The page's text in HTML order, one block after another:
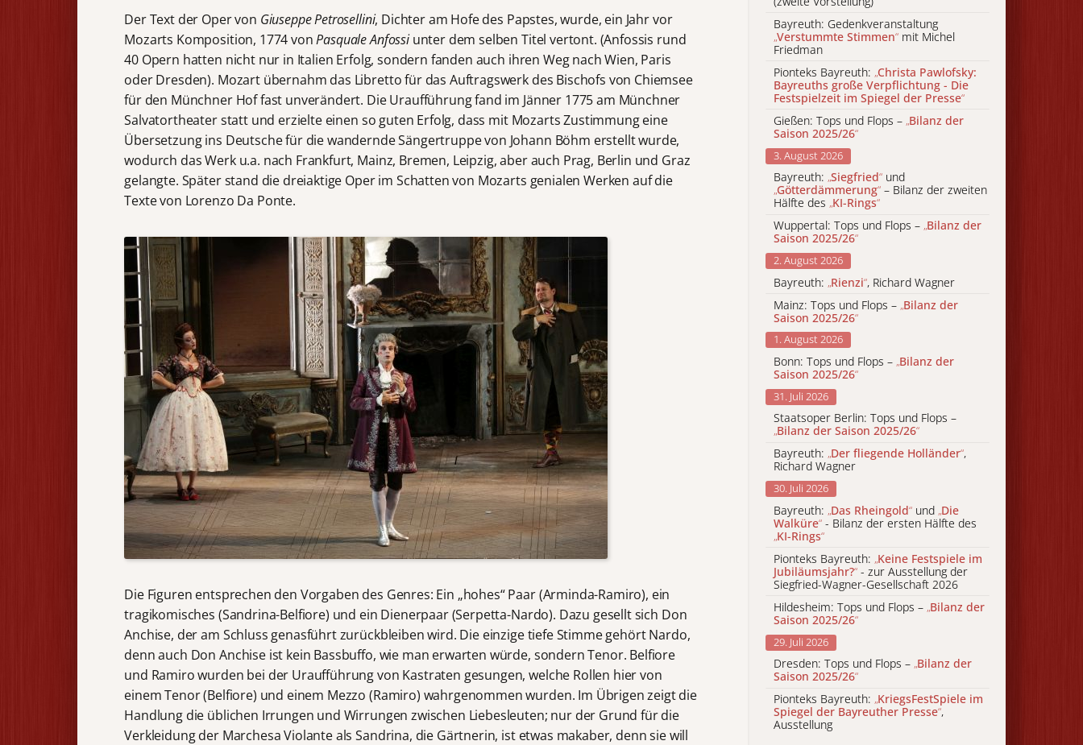
Der Text der Oper von Giuseppe Petrosellini, Dichter am Hofe des Papstes, wurde, ein Jahr vor
Mozarts Komposition, 1774 vonPasquale Anfossiunter dem selben Titel vertont. (Anfossis rund
40 Opern hatten nicht nur in Italien Erfolg, sondern fanden auch ihren Weg nach Wien, Paris
oder Dresden). Mozart übernahm das Libretto für das Auftragswerk des Bischofs von Chiemsee
für den Münchner Hof fast unverändert. Die Uraufführung fand im Jänner 1775 am Münchner
Salvatortheater statt und erzielte einen so guten Erfolg, dass mit Mozarts Zustimmung eine
Übersetzung ins Deutsche für die wandernde Sängertruppe von Johann Böhm erstellt wurde,
wodurch das Werk u.a. nach Frankfurt, Mainz, Bremen, Leipzig, aber auch Prag, Berlin und Graz
gelangte. Später stand die dreiaktige Oper im Schatten von Mozarts genialen Werken auf die
Texte von Lorenzo Da Ponte.
Die Figuren entsprechen den Vorgaben des Genres: Ein „hohes“ Paar (Arminda-Ramiro), ein
tragikomisches (Sandrina-Belfiore) und ein Dienerpaar (Serpetta-Nardo). Dazu gesellt sich Don
Anchise, der am Schluss genasführt zurückbleiben wird. Die einzige tiefe Stimme gehört Nardo,
denn auch Don Anchise ist kein Bassbuffo, wie man erwarten würde, sondern Tenor. Belfiore
und Ramiro wurden bei der Uraufführung von Kastraten gesungen, welche Rollen hier von
einem Tenor (Belfiore) und einem Mezzo (Ramiro) wahrgenommen wurden. Im Übrigen zeigt die
Handlung die üblichen Irrungen und Wirrungen zwischen Liebesleuten; nur der Grund für die
Verkleidung der Marchesa Violante als Sandrina, die Gärtnerin, ist etwas makaber, denn sie will
Bayreuth: Gedenkveranstaltung
„Verstummte Stimmen“ mit Michel
Friedman
Pionteks Bayreuth: „Christa Pawlofsky:
Bayreuths große Verpflichtung - Die
Festspielzeit im Spiegel der Presse“
Gießen: Tops und Flops – „Bilanz der
Saison 2025/26“
3. August 2026
Bayreuth: „Siegfried“ und
„Götterdämmerung“ – Bilanz der zweiten
Hälfte des „KI-Rings“
Wuppertal: Tops und Flops – „Bilanz der
Saison 2025/26“
2. August 2026
Bayreuth: „Rienzi“, Richard Wagner
Mainz: Tops und Flops – „Bilanz der
Saison 2025/26“
1. August 2026
Bonn: Tops und Flops – „Bilanz der
Saison 2025/26“
31. Juli 2026
Staatsoper Berlin: Tops und Flops –
„Bilanz der Saison 2025/26“
Bayreuth: „Der fliegende Holländer“,
Richard Wagner
30. Juli 2026
Bayreuth: „Das Rheingold“ und „Die
Walküre“ - Bilanz der ersten Hälfte des
„KI-Rings“
Pionteks Bayreuth: „Keine Festspiele im
Jubiläumsjahr?“ - zur Ausstellung der
Siegfried-Wagner-Gesellschaft 2026
Hildesheim: Tops und Flops – „Bilanz der
Saison 2025/26“
29. Juli 2026
Dresden: Tops und Flops – „Bilanz der
Saison 2025/26“
Pionteks Bayreuth: „KriegsFestSpiele im
Spiegel der Bayreuther Presse“,
Ausstellung